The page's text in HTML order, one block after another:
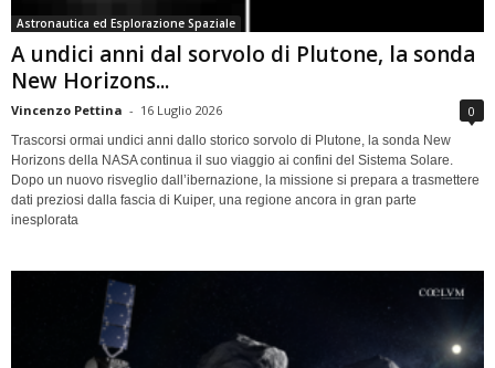
Astronautica ed Esplorazione Spaziale
A undici anni dal sorvolo di Plutone, la sonda
New Horizons...
Vincenzo Pettina - 16 Luglio 2026 0
Trascorsi ormai undici anni dallo storico sorvolo di Plutone, la sonda New
Horizons della NASA continua il suo viaggio ai confini del Sistema Solare.
Dopo un nuovo risveglio dall’ibernazione, la missione si prepara a trasmettere
dati preziosi dalla fascia di Kuiper, una regione ancora in gran parte
inesplorata